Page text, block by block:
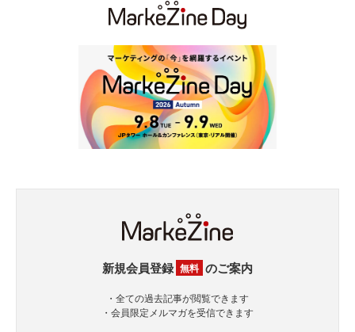
新規会員登録 無料 のご案内
・全ての過去記事が閲覧できます
・会員限定メルマガを受信できます